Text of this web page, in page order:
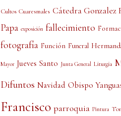
Cultos Cuaresmales Cátedra Gonzalez
Papa exposición fallecimiento
fotografía Función Funeral
Mayor Jueves Santo Junta General Liturgia
Difuntos Navidad Obispo
Francisco parroquia Pintura